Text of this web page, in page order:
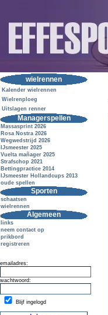
wielrennen
Kalender wielrennen
Wielrenploeg
Uitslagen renner
Managerspellen
Massasprint 2026
Rosa Nostra 2026
Wegwedstrijd 2026
IJsmeester 2025
Vuelta mañager 2025
Strafschop 2021
Bettingpractice 2014
IJsmeester Hollandcups 2013
oude spellen
Sporten
schaatsen
wielrennen
Algemeen
links
neem contact op
prikbord
registreren
emailadres:
wachtwoord:
Blijf ingelogd